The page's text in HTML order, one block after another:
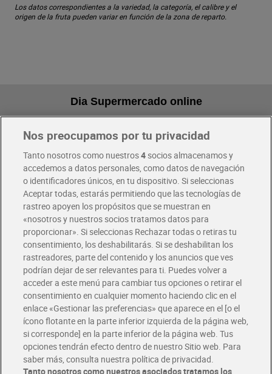
Los datos correspondientes a la variedad, la categoría, el calibre y el
origen de la fruta pueden variar en función de la zona de reparto.
Dia Supermercado online
Pide hoy, recibe hoy
Envío gratis por compras superiores a 100€
Envío estandar por 4,99€
Glovo y Uber Eats
Solicita tu factura de Glovo o Uber Eats
Únete al CLUB Dia
Disfruta las ventajas y ofertas exclusivas.
Descárgate la APP Dia
Folletos y Tiendas
Descubre las mejores ofertas y busca tu tienda más cercana
Tarjeta MaX Dia
Nos preocupamos por tu privacidad
Tanto nosotros como nuestros4socios almacenamos y
accedemos a datos personales, como datos de navegación
o identificadores únicos, en tu dispositivo. Si seleccionas
Aceptar todas, estarás permitiendo que las tecnologías de
rastreo apoyen los propósitos que se muestran en
«nosotros y nuestros socios tratamos datos para
proporcionar». Si seleccionas Rechazar todas o retiras tu
consentimiento, los deshabilitarás. Si se deshabilitan los
rastreadores, parte del contenido y los anuncios que ves
podrían dejar de ser relevantes para ti. Puedes volver a
acceder a este menú para cambiar tus opciones o retirar el
consentimiento en cualquier momento haciendo clic en el
enlace «Gestionar las preferencias» que aparece en el [o el
ícono flotante en la parte inferior izquierda de la página web,
si corresponde] en la parte inferior de la página web. Tus
opciones tendrán efecto dentro de nuestro Sitio web. Para
saber más, consulta nuestra política de privacidad.
Tanto nosotros como nuestros asociados tratamos los